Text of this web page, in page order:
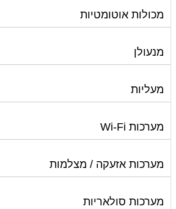
מכולות אוטומטיות
מנעולן
מעליות
מערכות Wi-Fi
מערכות אזעקה / מצלמות
מערכות סולאריות